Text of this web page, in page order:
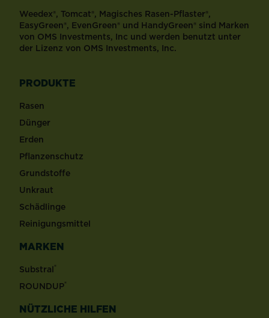
Weedex®, Tomcat®, Magisches Rasen-Pflaster®,
EasyGreen®, EvenGreen® und HandyGreen® sind Marken
von OMS Investments, Inc und werden benutzt unter
der Lizenz von OMS Investments, Inc.
PRODUKTE
Rasen
Dünger
Erden
Pflanzenschutz
Grundstoffe
Unkraut
Schädlinge
Reinigungsmittel
MARKEN
Substral®
ROUNDUP®
NÜTZLICHE HILFEN